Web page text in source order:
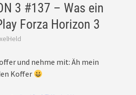
3 #137 – Was ein
Forza Horizon 3
und nehme mit: Äh mein
Koffer